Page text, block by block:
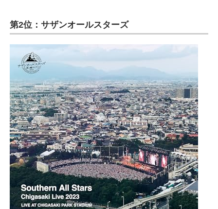
第2位：サザンオールスターズ